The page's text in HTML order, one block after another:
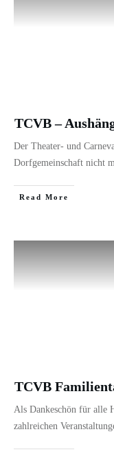
TCVB –
Der Theater- und
Dorfgemeinschaft nicht
​Read More
TCVB
Als Dankeschön für alle
zahlreichen